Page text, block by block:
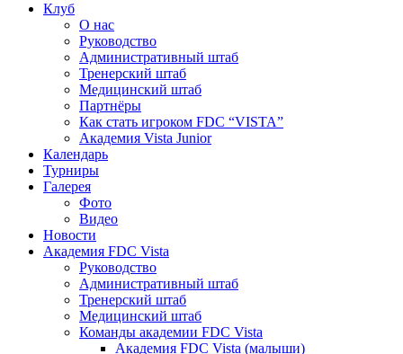
Клуб
О нас
Руководство
Административный штаб
Тренерский штаб
Медицинский штаб
Партнёры
Как стать игроком FDC “VISTA”
Академия Vista Junior
Календарь
Турниры
Галерея
Фото
Видео
Новости
Академия FDC Vista
Руководство
Административный штаб
Тренерский штаб
Медицинский штаб
Команды академии FDC Vista
Академия FDC Vista (малыши)